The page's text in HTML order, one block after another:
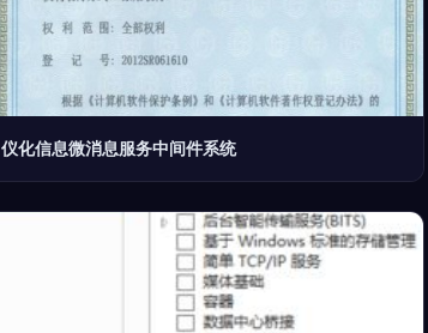
仪化信息微消息服务中间件系统